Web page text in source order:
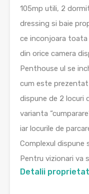
105mp utili, 2
dressing si baie
ce inconjoara
din orice camera
Penthouse ul se
cum este
dispune de 2 locuri
varianta
iar locurile de
Complexul dispune
Pentru vizionari va
Detalii